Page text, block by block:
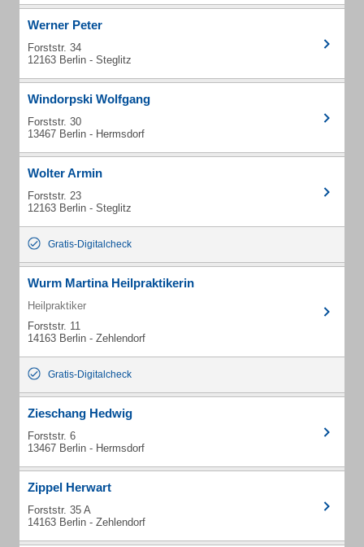
Werner Peter
Forststr. 34
12163 Berlin - Steglitz
Windorpski Wolfgang
Forststr. 30
13467 Berlin - Hermsdorf
Wolter Armin
Forststr. 23
12163 Berlin - Steglitz
Gratis-Digitalcheck
Wurm Martina Heilpraktikerin
Heilpraktiker
Forststr. 11
14163 Berlin - Zehlendorf
Gratis-Digitalcheck
Zieschang Hedwig
Forststr. 6
13467 Berlin - Hermsdorf
Zippel Herwart
Forststr. 35 A
14163 Berlin - Zehlendorf